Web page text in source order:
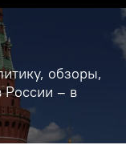
обзоры,
России – в